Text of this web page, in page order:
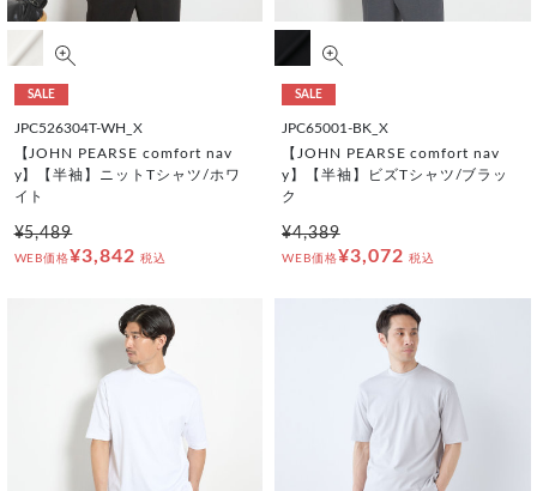
SALE
JPC526304T-WH_X
【JOHN PEARSE comfort nav
y】【半袖】ニットTシャツ/ホワ
イト
¥5,489
WEB価格¥3,842 税込
SALE
JPC65001-BK_X
【JOHN PEARSE comfort nav
y】【半袖】ビズTシャツ/ブラッ
ク
¥4,389
WEB価格¥3,072 税込